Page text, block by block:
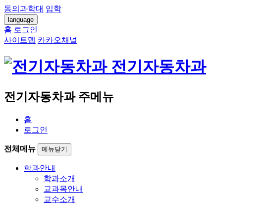
동의과학대 입학
language
홈 로그인
사이트맵 카카오채널
전기자동차과
전기자동차과 주메뉴
홈
로그인
전체메뉴 메뉴닫기
학과안내
학과소개
교과목안내
교수소개